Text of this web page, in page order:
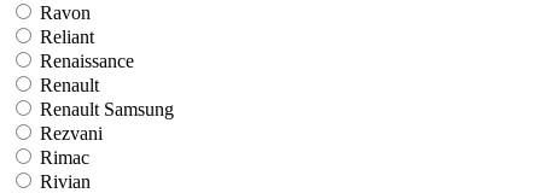
Ravon
Reliant
Renaissance
Renault
Renault Samsung
Rezvani
Rimac
Rivian